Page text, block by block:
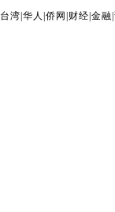
台湾 |华人 |侨网 财经 |金融 |